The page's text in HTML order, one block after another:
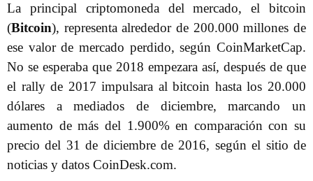
La principal criptomoneda del mercado, el bitcoin
(Bitcoin), representa alrededor de 200.000 millones de
ese valor de mercado perdido, según CoinMarketCap.
No se esperaba que 2018 empezara así, después de que
el rally de 2017 impulsara al bitcoin hasta los 20.000
dólares a mediados de diciembre, marcando un
aumento de más del 1.900% en comparación con su
precio del 31 de diciembre de 2016, según el sitio de
noticias y datos CoinDesk.com.